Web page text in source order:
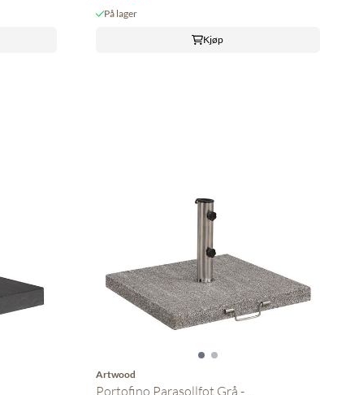
På lager
Kjøp
Artwood
Portofino Parasollfot Grå - ...